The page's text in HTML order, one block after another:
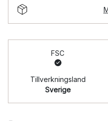
FSC
Tillverkningsland
Sverige